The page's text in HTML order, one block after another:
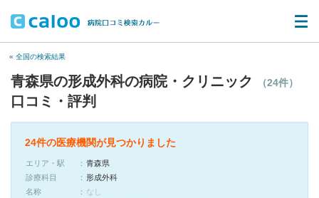
« 全国の検索結果
青森県の形成外科の病院・クリニック （24件）
口コミ・評判
24件の医療機関が見つかりました
エリア・駅
青森県
診療科目
形成外科
名称
なし